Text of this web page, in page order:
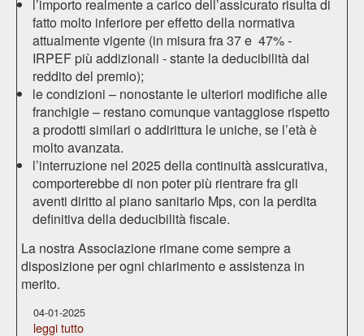
l’importo realmente a carico dell’assicurato risulta di
fatto molto inferiore per effetto della normativa
attualmente vigente (in misura fra 37 e 47% -
IRPEF più addizionali - stante la deducibilità dal
reddito del premio);
le condizioni – nonostante le ulteriori modifiche alle
franchigie – restano comunque vantaggiose rispetto
a prodotti similari o addirittura le uniche, se l’età è
molto avanzata.
l’interruzione nel 2025 della continuità assicurativa,
comporterebbe di non poter più rientrare fra gli
aventi diritto al piano sanitario Mps, con la perdita
definitiva della deducibilità fiscale.
La nostra Associazione rimane come sempre a
disposizione per ogni chiarimento e assistenza in
merito.
04-01-2025
leggi tutto